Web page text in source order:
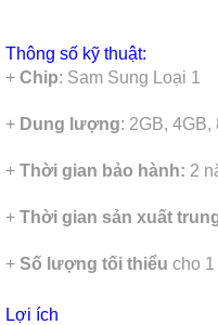
Thông số kỹ thuật:
+ Chip: Sam Sung Loại 1
+ Dung lượng: 2GB, 4GB,
+ Thời gian bảo hành: 2
+ Thời gian sản xuất
+ Số lượng tối thiểu cho
Lợi ích